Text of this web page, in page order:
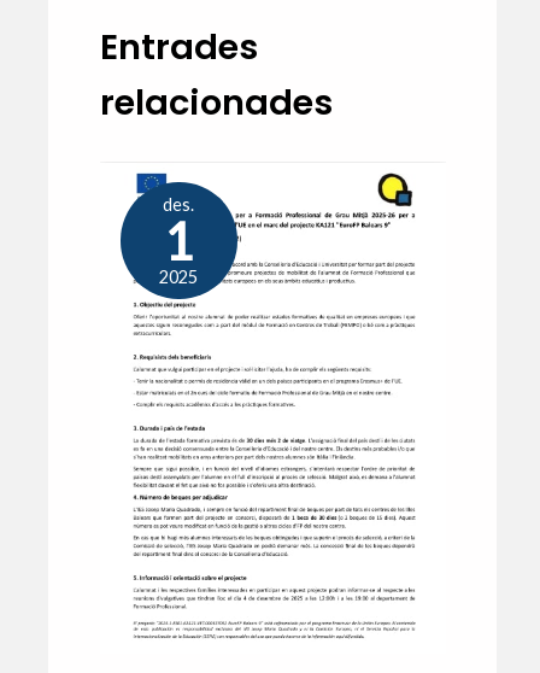
Entrades
relacionades
des.
1
2025